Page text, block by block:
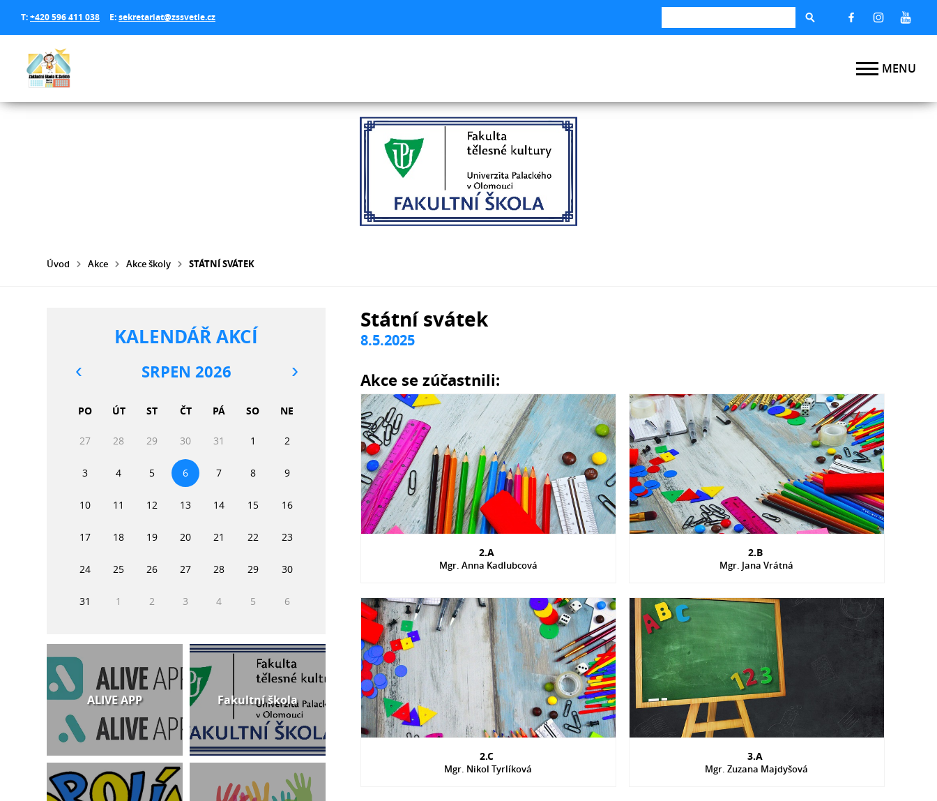
T:+420 596 411 038 E:sekretariat@zssvetle.cz
Úvod Akce Akce školy STÁTNÍ SVÁTEK
Státní svátek
8.5.2025
Akce se zúčastnili:
2.A
Mgr. Anna Kadlubcová
2.B
Mgr. Jana Vrátná
2.C
Mgr. Nikol Tyrlíková
3.A
Mgr. Zuzana Majdyšová
KALENDÁŘ AKCÍ
SRPEN 2026
PO ÚT ST ČT PÁ SO NE
27 28 29 30 31 1 2
3 4 5 6 7 8 9
10 11 12 13 14 15 16
17 18 19 20 21 22 23
24 25 26 27 28 29 30
31 1 2 3 4 5 6
ALIVE APP Fakultní škola